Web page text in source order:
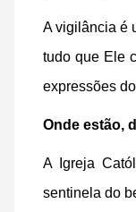
A vigilância é
tudo que Ele
expressões
Onde estão,
A Igreja
sentinela do